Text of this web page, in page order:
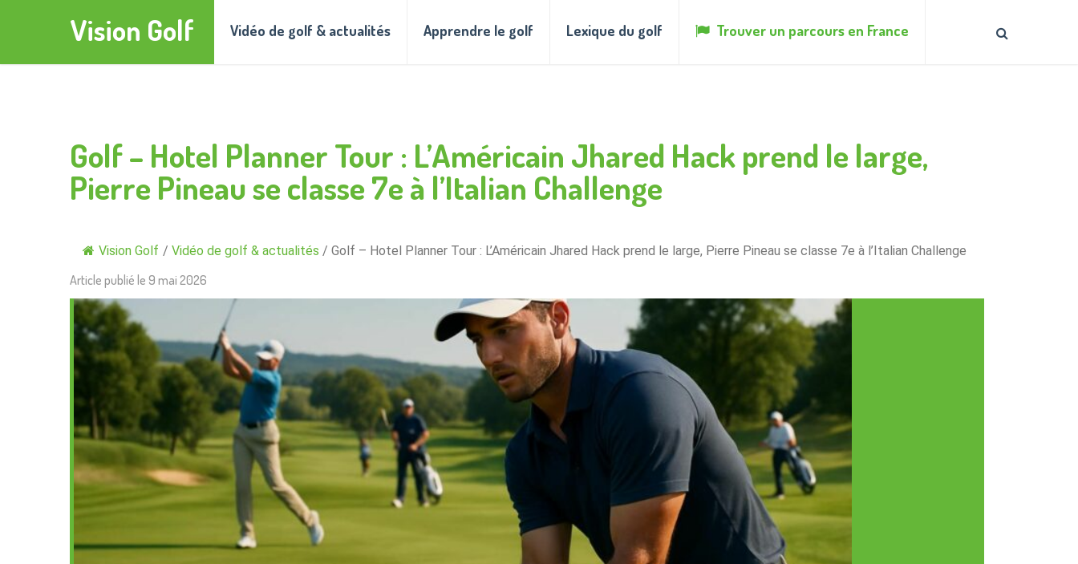
Vision Golf Vidéo de golf & actualités Apprendre le golf Lexique du golf Trouver un parcours en France
Golf – Hotel Planner Tour : L’Américain Jhared Hack prend le large,
Pierre Pineau se classe 7e à l’Italian Challenge
Vision Golf / Vidéo de golf & actualités / Golf – Hotel Planner Tour : L’Américain Jhared Hack prend le large, Pierre Pineau se classe 7e à l’Italian Challenge
Article publié le 9 mai 2026